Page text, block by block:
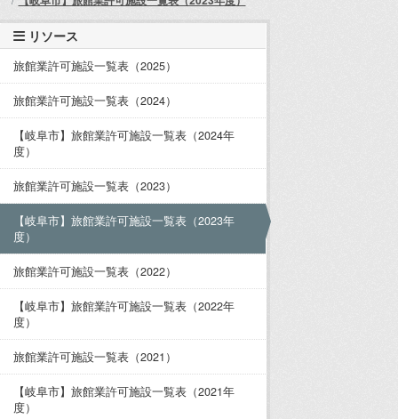
リソース
旅館業許可施設一覧表（2025）
旅館業許可施設一覧表（2024）
【岐阜市】旅館業許可施設一覧表（2024年
度）
旅館業許可施設一覧表（2023）
【岐阜市】旅館業許可施設一覧表（2023年
度）
旅館業許可施設一覧表（2022）
【岐阜市】旅館業許可施設一覧表（2022年
度）
旅館業許可施設一覧表（2021）
【岐阜市】旅館業許可施設一覧表（2021年
度）